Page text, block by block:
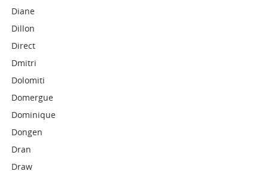
Diane
Dillon
Direct
Dmitri
Dolomiti
Domergue
Dominique
Dongen
Dran
Draw